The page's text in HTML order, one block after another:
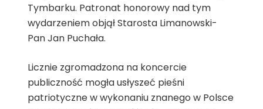
Tymbarku. Patronat honorowy nad tym
wydarzeniem objął Starosta Limanowski-
Pan Jan Puchała.
Licznie zgromadzona na koncercie
publiczność mogła usłyszeć pieśni
patriotyczne w wykonaniu znanego w Polsce